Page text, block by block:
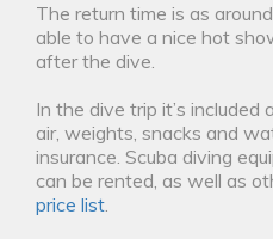
The return time is as
able to have a nice hot
after the dive.
In the dive trip it’s
air, weights, snacks and
insurance. Scuba diving
can be rented, as well as
price list.